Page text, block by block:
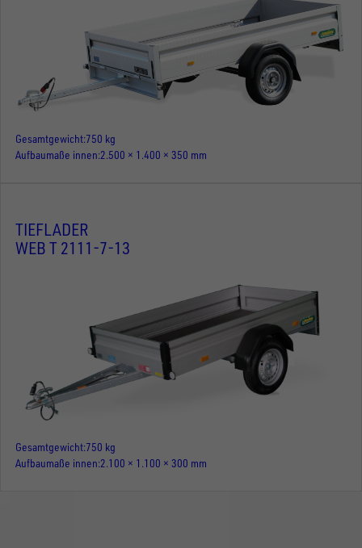
Gesamtgewicht 750 kg
Aufbaumaße innen 2.500 × 1.400 × 350 mm
TIEFLADER
WEB T 2111-7-13
Gesamtgewicht 750 kg
Aufbaumaße innen 2.100 × 1.100 × 300 mm